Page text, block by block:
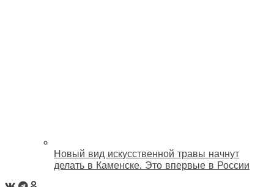
Новый вид искусственной травы начнут
делать в Каменске. Это впервые в России